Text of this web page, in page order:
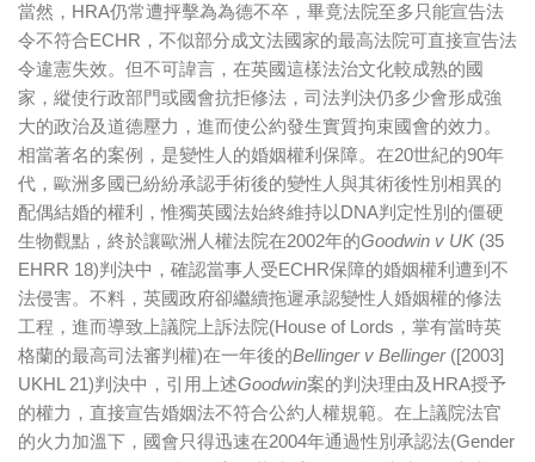
當然，HRA仍常遭抨擊為為德不卒，畢竟法院至多只能宣告法
令不符合ECHR，不似部分成文法國家的最高法院可直接宣告法
令違憲失效。但不可諱言，在英國這樣法治文化較成熟的國
家，縱使行政部門或國會抗拒修法，司法判決仍多少會形成強
大的政治及道德壓力，進而使公約發生實質拘束國會的效力。
相當著名的案例，是變性人的婚姻權利保障。在20世紀的90年
代，歐洲多國已紛紛承認手術後的變性人與其術後性別相異的
配偶結婚的權利，惟獨英國法始終維持以DNA判定性別的僵硬
生物觀點，終於讓歐洲人權法院在2002年的Goodwin v UK (35
EHRR 18)判決中，確認當事人受ECHR保障的婚姻權利遭到不
法侵害。不料，英國政府卻繼續拖遲承認變性人婚姻權的修法
工程，進而導致上議院上訴法院(House of Lords，掌有當時英
格蘭的最高司法審判權)在一年後的Bellinger v Bellinger ([2003]
UKHL 21)判決中，引用上述Goodwin案的判決理由及HRA授予
的權力，直接宣告婚姻法不符合公約人權規範。在上議院法官
的火力加溫下，國會只得迅速在2004年通過性別承認法(Gender